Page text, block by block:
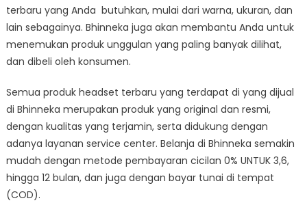
terbaru yang Anda butuhkan, mulai dari warna, ukuran, dan
lain sebagainya. Bhinneka juga akan membantu Anda untuk
menemukan produk unggulan yang paling banyak dilihat,
dan dibeli oleh konsumen.
Semua produk headset terbaru yang terdapat di yang dijual
di Bhinneka merupakan produk yang original dan resmi,
dengan kualitas yang terjamin, serta didukung dengan
adanya layanan service center. Belanja di Bhinneka semakin
mudah dengan metode pembayaran cicilan 0% UNTUK 3,6,
hingga 12 bulan, dan juga dengan bayar tunai di tempat
(COD).